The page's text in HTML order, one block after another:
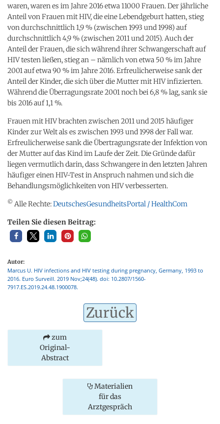
waren, waren es im Jahre 2016 etwa 11000 Frauen. Der jährliche
Anteil von Frauen mit HIV, die eine Lebendgeburt hatten, stieg
von durchschnittlich 1,9 % (zwischen 1993 und 1998) auf
durchschnittlich 4,9 % (zwischen 2011 und 2015). Auch der
Anteil der Frauen, die sich während ihrer Schwangerschaft auf
HIV testen ließen, stieg an – nämlich von etwa 50 % im Jahre
2001 auf etwa 90 % im Jahre 2016. Erfreulicherweise sank der
Anteil der Kinder, die sich über die Mutter mit HIV infizierten.
Während die Überragungsrate 2001 noch bei 6,8 % lag, sank sie
bis 2016 auf 1,1 %.
Frauen mit HIV brachten zwischen 2011 und 2015 häufiger
Kinder zur Welt als es zwischen 1993 und 1998 der Fall war.
Erfreulicherweise sank die Übertragungsrate der Infektion von
der Mutter auf das Kind im Laufe der Zeit. Die Gründe dafür
liegen vermutlich darin, dass Schwangere in den letzten Jahren
häufiger einen HIV-Test in Anspruch nahmen und sich die
Behandlungsmöglichkeiten von HIV verbesserten.
© Alle Rechte:DeutschesGesundheitsPortal / HealthCom
Teilen Sie diesen Beitrag:
Autor:
Marcus U. HIV infections and HIV testing during pregnancy, Germany, 1993 to
2016. Euro Surveill. 2019 Nov;24(48). doi: 10.2807/1560-
7917.ES.2019.24.48.1900078.
Zurück
zum
Original-
Abstract
Materialien
für das
Arztgespräch